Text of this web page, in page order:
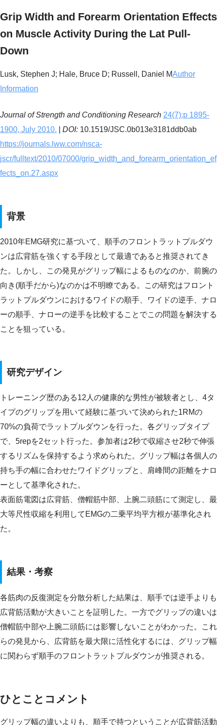
Grip Width and Forearm Orientation Effects
on Muscle Activity During the Lat Pull-
Down
Lusk, Stephen J; Hale, Bruce D; Russell, Daniel MAuthor
Information
Journal of Strength and Conditioning Research 24(7):p 1895-
1900, July 2010.
DOI: 10.1519/JSC.0b013e3181ddb0ab
https://journals.lww.com/nsca-
jscr/fulltext/2010/07000/grip_width_and_forearm_orientation_ef
fects_on.27.aspx
背景
2010年EMG研究に基づいて、順手のフロントラットプルダウ
ンは広背筋を強くする手段として最適であると推奨されてき
た。しかし、この発見がグリップ幅によるものなのか、前腕の
向き(順手だから)なのかは不明瞭である。この研究はフロント
ラットプルダウンにおけるワイドの順手、ワイドの逆手、ナロ
ーの順手、ナローの逆手を比較することでこの問題を解決する
ことを狙っている。
研究デザイン
トレーニング歴のある12人の健康的な男性が被験者とし、4タ
イプのグリップを用いて経験に基づいて決められた1RMの
70%の負荷でラットプルダウンを行った。各グリップタイプ
で、5repを2セット行った。参加者は2秒で収縮させ2秒で伸張
するリズムを保持するよう求められた。グリップ幅は各個人の
持ち手の幅に合わせたワイドグリップと、肩峰間の距離をナロ
ーとして基準化された。
表面筋電図は広背筋、僧帽筋中部、上腕二頭筋にて測定し、最
大等尺性収縮を利用してEMGの二乗平均平方根が基準化され
た。
結果・考察
各筋肉の反復測定を分散分析した結果は、順手では逆手よりも
広背筋活動が大きいことを証明した。一方でグリップの違いは
僧帽筋中部や上腕二頭筋には影響しないことがわかった。これ
らの発見から、広背筋を最大限に活性化するには、グリップ幅
に関わらず順手のフロントラットプルダウンが推奨される。
ひとことコメント
グリップ幅の違いよりも、順手で持つということが広背筋活動